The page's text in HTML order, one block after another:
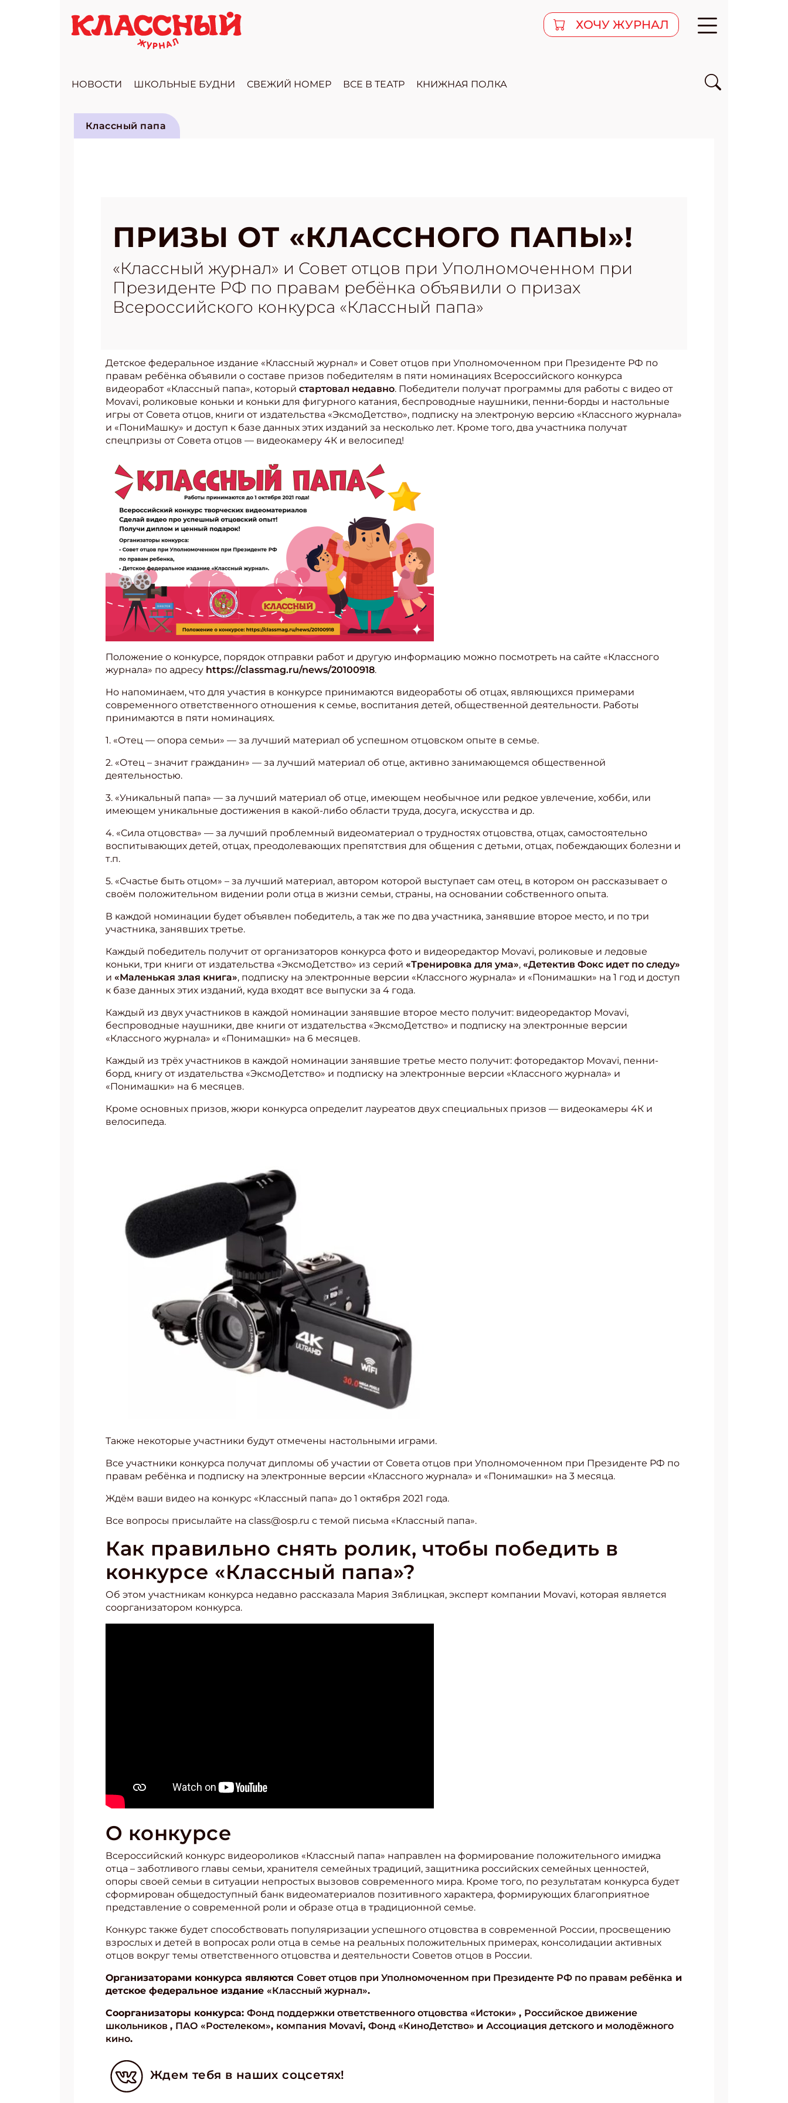
ХОЧУ ЖУРНАЛ
НОВОСТИ ШКОЛЬНЫЕ БУДНИ СВЕЖИЙ НОМЕР ВСЕ В ТЕАТР КНИЖНАЯ ПОЛКА
Классный папа
ПРИЗЫ ОТ «КЛАССНОГО ПАПЫ»!
«Классный журнал» и Совет отцов при Уполномоченном при
Президенте РФ по правам ребёнка объявили о призах
Всероссийского конкурса «Классный папа»
Детское федеральное издание «Классный журнал» и Совет отцов при Уполномоченном при Президенте РФ по
правам ребёнка объявили о составе призов победителям в пяти номинациях Всероссийского конкурса
видеоработ «Классный папа», который стартовал недавно. Победители получат программы для работы с видео от
Movavi, роликовые коньки и коньки для фигурного катания, беспроводные наушники, пенни-борды и настольные
игры от Совета отцов, книги от издательства «ЭксмоДетство», подписку на электроную версию «Классного журнала»
и «ПониМашку» и доступ к базе данных этих изданий за несколько лет. Кроме того, два участника получат
спецпризы от Совета отцов — видеокамеру 4К и велосипед!
Положение о конкурсе, порядок отправки работ и другую информацию можно посмотреть на сайте «Классного
журнала» по адресу https://classmag.ru/news/20100918.
Но напоминаем, что для участия в конкурсе принимаются видеоработы об отцах, являющихся примерами
современного ответственного отношения к семье, воспитания детей, общественной деятельности. Работы
принимаются в пяти номинациях.
1. «Отец — опора семьи» — за лучший материал об успешном отцовском опыте в семье.
2. «Отец – значит гражданин» — за лучший материал об отце, активно занимающемся общественной
деятельностью.
3. «Уникальный папа» — за лучший материал об отце, имеющем необычное или редкое увлечение, хобби, или
имеющем уникальные достижения в какой-либо области труда, досуга, искусства и др.
4. «Сила отцовства» — за лучший проблемный видеоматериал о трудностях отцовства, отцах, самостоятельно
воспитывающих детей, отцах, преодолевающих препятствия для общения с детьми, отцах, побеждающих болезни и
т.п.
5. «Счастье быть отцом» – за лучший материал, автором которой выступает сам отец, в котором он рассказывает о
своём положительном видении роли отца в жизни семьи, страны, на основании собственного опыта.
В каждой номинации будет объявлен победитель, а так же по два участника, занявшие второе место, и по три
участника, занявших третье.
Каждый победитель получит от организаторов конкурса фото и видеоредактор Movavi, роликовые и ледовые
коньки, три книги от издательства «ЭксмоДетство» из серий «Тренировка для ума», «Детектив Фокс идет по следу»
и «Маленькая злая книга», подписку на электронные версии «Классного журнала» и «Понимашки» на 1 год и доступ
к базе данных этих изданий, куда входят все выпуски за 4 года.
Каждый из двух участников в каждой номинации занявшие второе место получит: видеоредактор Movavi,
беспроводные наушники, две книги от издательства «ЭксмоДетство» и подписку на электронные версии
«Классного журнала» и «Понимашки» на 6 месяцев.
Каждый из трёх участников в каждой номинации занявшие третье место получит: фоторедактор Movavi, пенни-
борд, книгу от издательства «ЭксмоДетство» и подписку на электронные версии «Классного журнала» и
«Понимашки» на 6 месяцев.
Кроме основных призов, жюри конкурса определит лауреатов двух специальных призов — видеокамеры 4К и
велосипеда.
Также некоторые участники будут отмечены настольными играми.
Все участники конкурса получат дипломы об участии от Совета отцов при Уполномоченном при Президенте РФ по
правам ребёнка и подписку на электронные версии «Классного журнала» и «Понимашки» на 3 месяца.
Ждём ваши видео на конкурс «Классный папа» до 1 октября 2021 года.
Все вопросы присылайте на class@osp.ru с темой письма «Классный папа».
Как правильно снять ролик, чтобы победить в
конкурсе «Классный папа»?
Об этом участникам конкурса недавно рассказала Мария Зяблицкая, эксперт компании Movavi, которая является
соорганизатором конкурса.
О конкурсе
Всероссийский конкурс видеороликов «Классный папа» направлен на формирование положительного имиджа
отца – заботливого главы семьи, хранителя семейных традиций, защитника российских семейных ценностей,
опоры своей семьи в ситуации непростых вызовов современного мира. Кроме того, по результатам конкурса будет
сформирован общедоступный банк видеоматериалов позитивного характера, формирующих благоприятное
представление о современной роли и образе отца в традиционной семье.
Конкурс также будет способствовать популяризации успешного отцовства в современной России, просвещению
взрослых и детей в вопросах роли отца в семье на реальных положительных примерах, консолидации активных
отцов вокруг темы ответственного отцовства и деятельности Советов отцов в России.
Организаторами конкурса являются Совет отцов при Уполномоченном при Президенте РФ по правам ребёнка и
детское федеральное издание «Классный журнал».
Соорганизаторы конкурса: Фонд поддержки ответственного отцовства «Истоки» , Российское движение
школьников , ПАО «Ростелеком», компания Movavi, Фонд «КиноДетство» и Ассоциация детского и молодёжного
кино.
Ждем тебя в наших соцсетях!